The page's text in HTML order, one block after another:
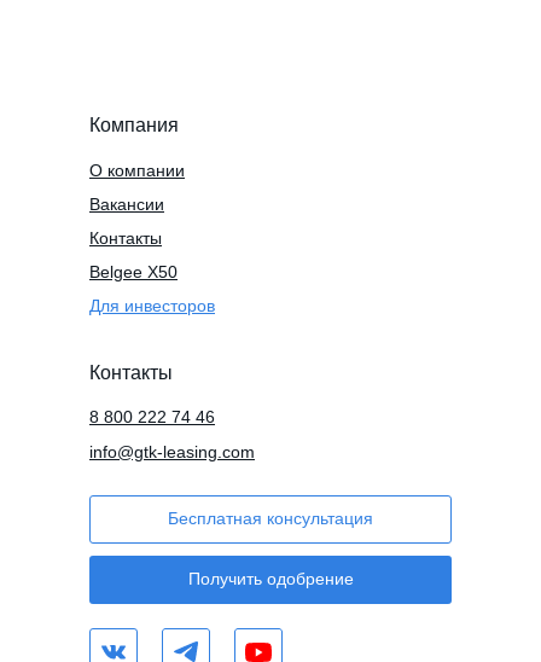
Компания
О компании
Вакансии
Контакты
Для инвесторов
Контакты
info@gtk-leasing.com
Бесплатная консультация
Получить одобрение
Belgee X50
8 800 222 74 46